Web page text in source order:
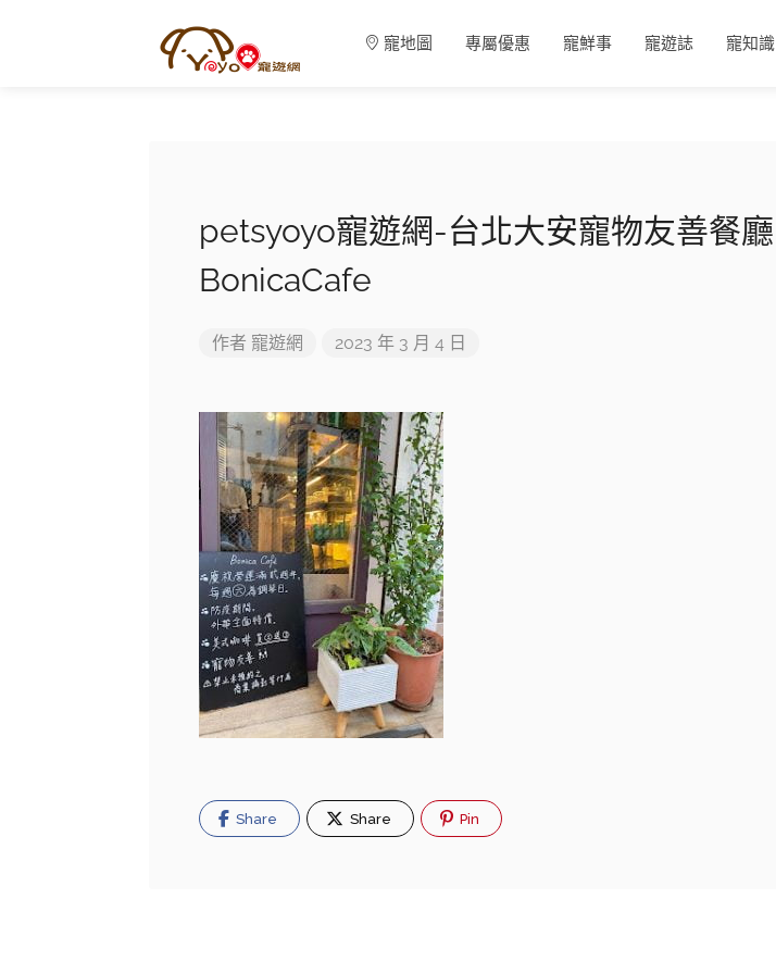
寵地圖 專屬優惠 寵鮮事 寵遊誌 寵知識
petsyoyo寵遊網-台北大安寵物友善餐廳
BonicaCafe
作者 寵遊網 2023 年 3 月 4 日
Share Share Pin